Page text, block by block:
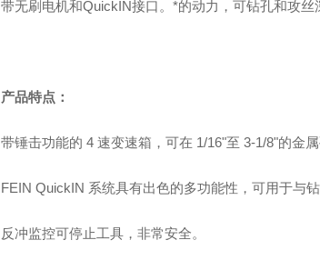
带无刷电机和QuickIN接口。*的动力，可钻孔和攻
产品特点：
带锤击功能的 4 速变速箱，可在 1/16"至 3-1/8"的金
FEIN QuickIN 系统具有出色的多功能性，可用于与
反冲监控可停止工具，非常安全。